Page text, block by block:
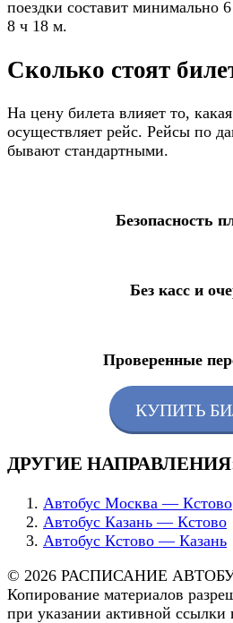
поездки составит минимально
8 ч 18 м.
Сколько стоят
На цену билета влияет то,
осуществляет рейс. Рейсы по
бывают стандартными.
Безопасность
Без касс и
Проверенные
КУПИТЬ
ДРУГИЕ
Автобус Москва — Кстово
Автобус Казань — Кстово
Автобус Кстово — Казань
© 2026 РАСПИСАНИЕ
Копирование материалов
при указании активной ссылки